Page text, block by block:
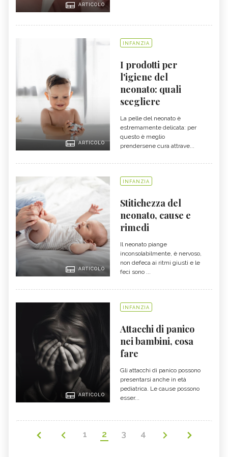
ARTICOLO
ARTICOLO
INFANZIA
I prodotti per
l'igiene del
neonato: quali
scegliere
La pelle del neonato è
estremamente delicata: per
questo è meglio
prendersene cura attrave...
ARTICOLO
INFANZIA
Stitichezza del
neonato, cause e
rimedi
Il neonato piange
inconsolabilmente, è nervoso,
non defeca ai ritmi giusti e le
feci sono ...
ARTICOLO
INFANZIA
Attacchi di panico
nei bambini, cosa
fare
Gli attacchi di panico possono
presentarsi anche in età
pediatrica. Le cause possono
esser...
1 2 3 4